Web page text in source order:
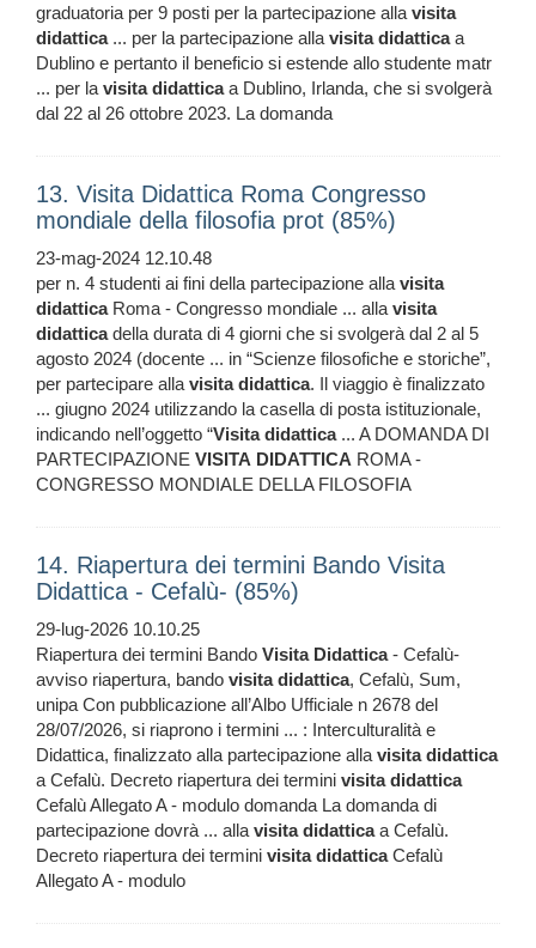
graduatoria per 9 posti per la partecipazione allavisita
didattica... per la partecipazione allavisita didatticaa
Dublino e pertanto il beneficio si estende allo studente matr
... per lavisita didatticaa Dublino, Irlanda, che si svolgerà
dal 22 al 26 ottobre 2023. La domanda
13. Visita Didattica Roma Congresso
mondiale della filosofia prot (85%)
23-mag-2024 12.10.48
per n. 4 studenti ai fini della partecipazione allavisita
didatticaRoma - Congresso mondiale ... allavisita
didatticadella durata di 4 giorni che si svolgerà dal 2 al 5
agosto 2024 (docente ... in “Scienze filosofiche e storiche”,
per partecipare allavisita didattica. Il viaggio è finalizzato
... giugno 2024 utilizzando la casella di posta istituzionale,
indicando nell’oggetto “Visita didattica... A DOMANDA DI
PARTECIPAZIONE VISITA DIDATTICA ROMA -
CONGRESSO MONDIALE DELLA FILOSOFIA
14. Riapertura dei termini Bando Visita
Didattica - Cefalù- (85%)
29-lug-2026 10.10.25
Riapertura dei termini Bando Visita Didattica- Cefalù-
avviso riapertura, bando visita didattica, Cefalù, Sum,
unipa Con pubblicazione all’Albo Ufficiale n 2678 del
28/07/2026, si riaprono i termini ... : Interculturalità e
Didattica, finalizzato alla partecipazione allavisita didattica
a Cefalù. Decreto riapertura dei termini visita didattica
Cefalù Allegato A - modulo domanda La domanda di
partecipazione dovrà ... allavisita didatticaa Cefalù.
Decreto riapertura dei termini visita didatticaCefalù
Allegato A - modulo